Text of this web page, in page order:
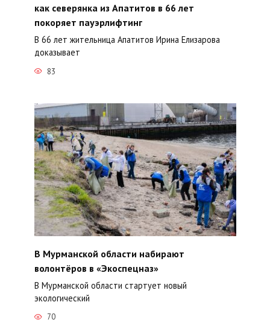
как северянка из Апатитов в 66 лет
покоряет пауэрлифтинг
В 66 лет жительница Апатитов Ирина Елизарова
доказывает
83
В Мурманской области набирают
волонтёров в «Экоспецназ»
В Мурманской области стартует новый
экологический
70